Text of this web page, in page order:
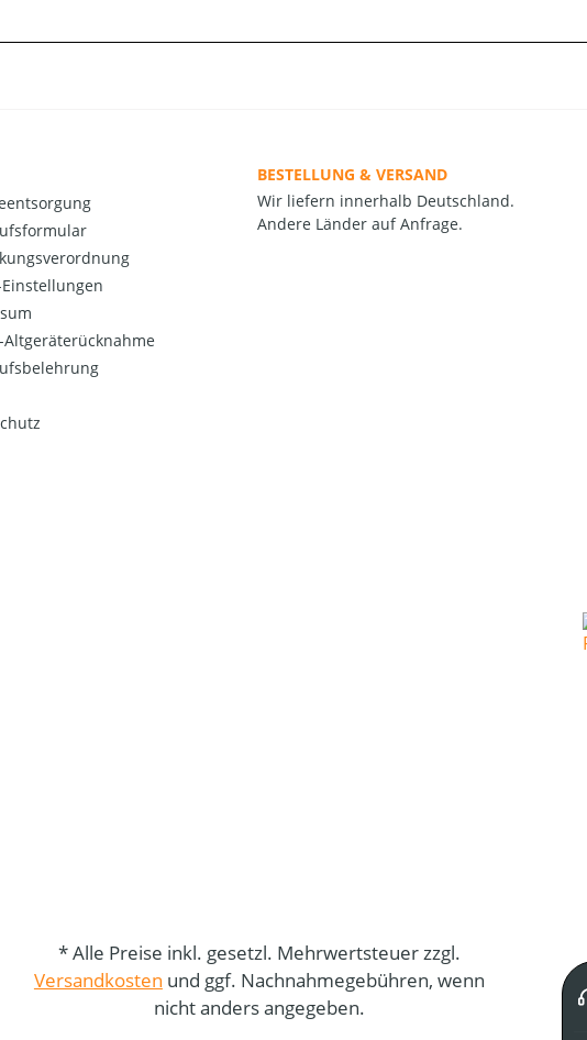
Einstellungen
Altgeräterücknahme
BESTELLUNG & VERSAND
Wir liefern innerhalb Deutschland.
Andere Länder auf Anfrage.
* Alle Preise inkl. gesetzl. Mehrwertsteuer zzgl.
Versandkosten und ggf. Nachnahmegebühren, wenn
nicht anders angegeben.